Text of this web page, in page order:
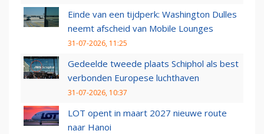
Einde van een tijdperk: Washington Dulles
neemt afscheid van Mobile Lounges
31-07-2026, 11:25
Gedeelde tweede plaats Schiphol als best
verbonden Europese luchthaven
31-07-2026, 10:37
LOT opent in maart 2027 nieuwe route
naar Hanoi